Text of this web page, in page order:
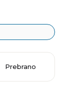
Prebrano